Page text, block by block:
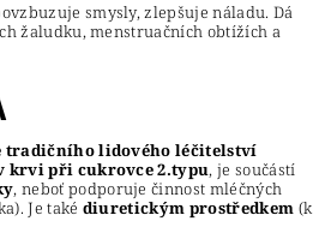
smysly, zlepšuje náladu. Dá
žaludku, menstruačních obtížích a
tradičního lidového léčitelství
krvi při cukrovce 2.typu, je součástí
, neboť podporuje činnost mléčných
Je také diuretickým prostředkem (k